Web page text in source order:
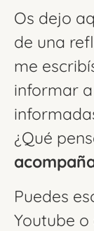
Os dejo
de una
me
informar
¿Qué
Puedes
Youtube